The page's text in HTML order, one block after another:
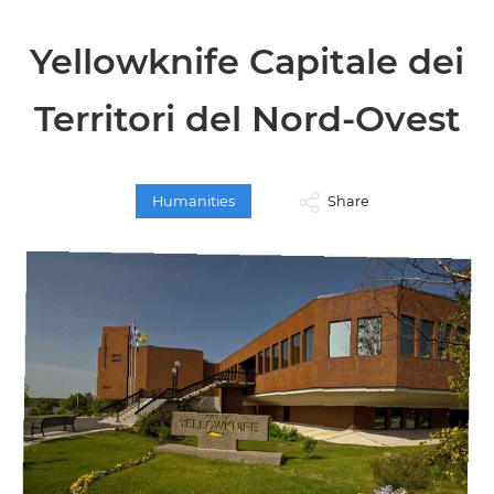
Yellowknife Capitale dei
Territori del Nord-Ovest
Humanities Share